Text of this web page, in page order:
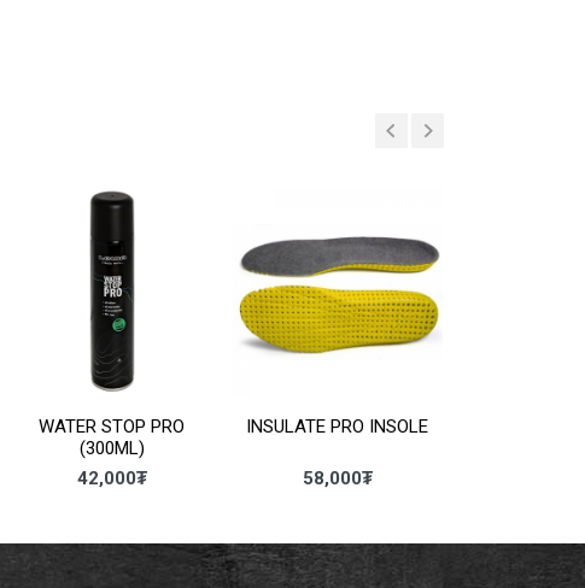
WATER STOP PRO
(300ML)
42,000₮
INSULATE PRO INSOLE
58,000₮